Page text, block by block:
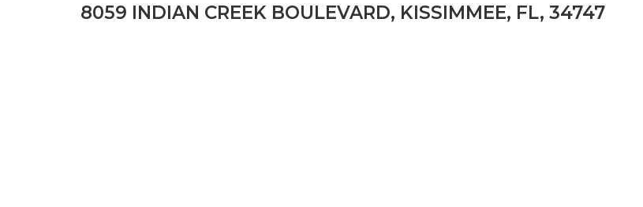
8059 INDIAN CREEK BOULEVARD, KISSIMMEE, FL, 34747